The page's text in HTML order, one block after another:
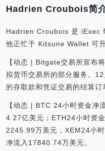
Hadrien Croubois简
Hadrien Croubois 是 iExec
他正忙于 Kitsune Wallet 可
【动态 | Bitgate交易所宣布
拟货币交易所的部分服务。
的存取款和凭证交易的结算订
【动态 | BTC 24小时资金净
4.27亿美元；ETH24小时资
2245.99万美元，XEM24小
净流入17840.74万美元。